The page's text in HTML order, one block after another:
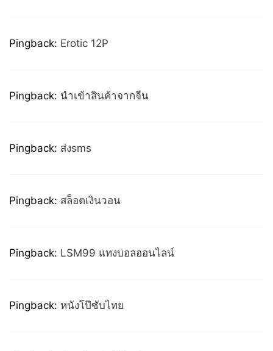
Pingback: Erotic 12P
Pingback: นำเข้าสินค้าจากจีน
Pingback: ส่งsms
Pingback: สล็อตเงินวอน
Pingback: LSM99 แทงบอลออนไลน์
Pingback: หนังโป๊ซับไทย